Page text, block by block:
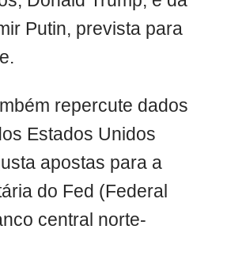
Putin, prevista para
repercute dados
Estados Unidos
apostas para a
do Fed (Federal
central norte-